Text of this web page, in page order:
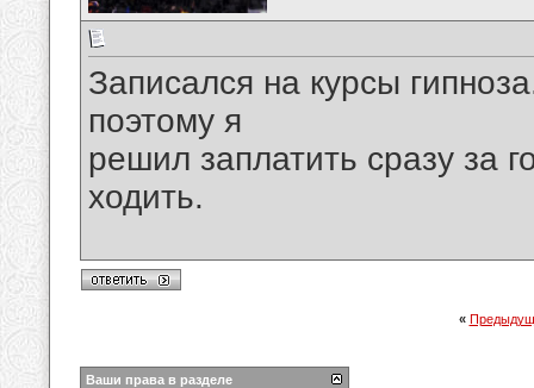
Записался на курсы
поэтому я
решил заплатить сразу за
ходить.
«
Ваши права в разделе